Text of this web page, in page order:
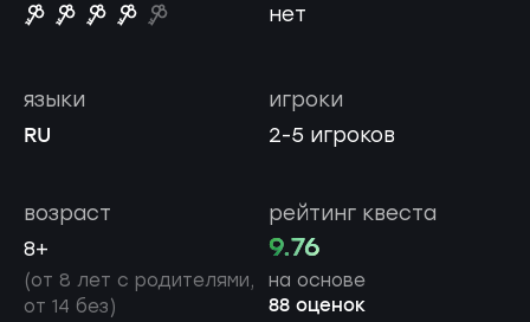
нет
игроки
2-5 игроков
языки
RU
возраст
8+
(от 8 лет с родителями,
от 14 без)
рейтинг квеста
9.76
на основе
88 оценок